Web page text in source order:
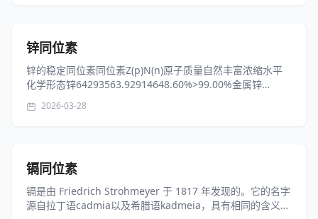
锌同位素
锌的稳定同位素同位素Z(p)N(n)原子质量自然丰富浓缩水平
化学形态锌64293563.92914648.60%>99.00%金属锌
66293765.92603627.90%≥...
2026-03-28
镉同位素
镉是由 Friedrich Strohmeyer 于 1817 年发现的。它的名字
源自拉丁语cadmia以及希腊语kadmeia，具有相同的含义。